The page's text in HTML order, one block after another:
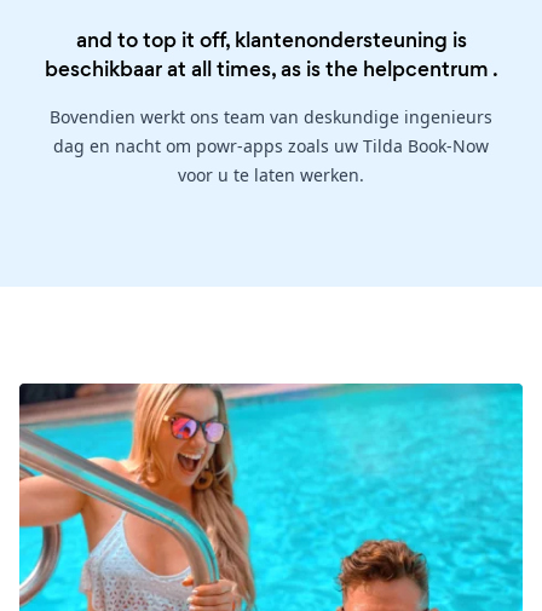
and to top it off, klantenondersteuning is
beschikbaar at all times, as is the helpcentrum .
Bovendien werkt ons team van deskundige ingenieurs
dag en nacht om powr-apps zoals uw Tilda Book-Now
voor u te laten werken.